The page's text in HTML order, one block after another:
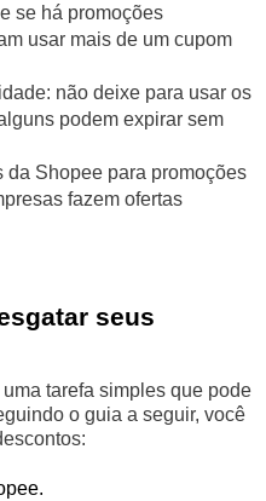
se há promoções
usar mais de um cupom
não deixe para usar os
podem expirar sem
Shopee para promoções
fazem ofertas
seus
tarefa simples que pode
o guia a seguir, você